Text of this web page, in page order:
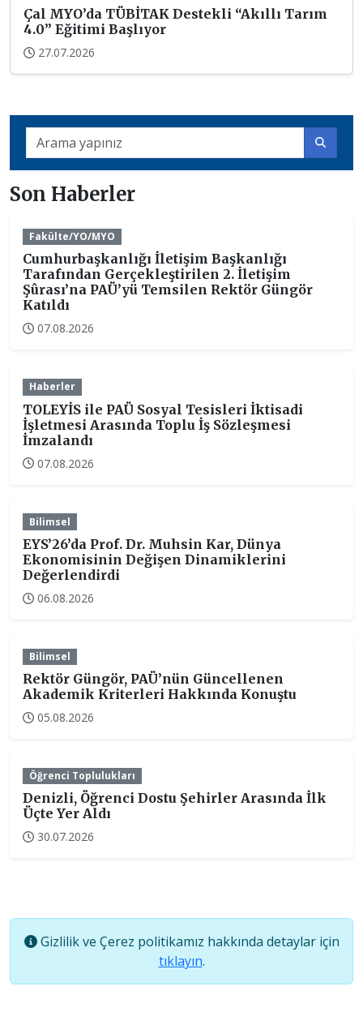
Çal MYO’da TÜBİTAK Destekli “Akıllı Tarım
4.0” Eğitimi Başlıyor
27.07.2026
Son Haberler
Fakülte/YO/MYO
Cumhurbaşkanlığı İletişim Başkanlığı
Tarafından Gerçekleştirilen 2. İletişim
Şûrası’na PAÜ’yü Temsilen Rektör Güngör
Katıldı
07.08.2026
Haberler
TOLEYİS ile PAÜ Sosyal Tesisleri İktisadi
İşletmesi Arasında Toplu İş Sözleşmesi
İmzalandı
07.08.2026
Bilimsel
EYS’26’da Prof. Dr. Muhsin Kar, Dünya
Ekonomisinin Değişen Dinamiklerini
Değerlendirdi
06.08.2026
Bilimsel
Rektör Güngör, PAÜ’nün Güncellenen
Akademik Kriterleri Hakkında Konuştu
05.08.2026
Öğrenci Toplulukları
Denizli, Öğrenci Dostu Şehirler Arasında İlk
Üçte Yer Aldı
30.07.2026
Gizlilik ve Çerez politikamız hakkında detaylar için
tıklayın.